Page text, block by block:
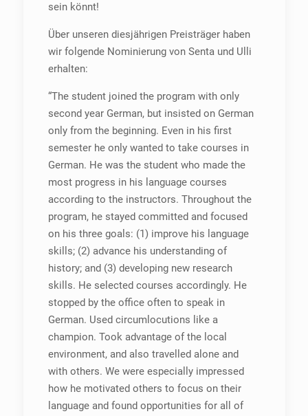
sein könnt!
Über unseren diesjährigen Preisträger haben
wir folgende Nominierung von Senta und Ulli
erhalten:
“The student joined the program with only
second year German, but insisted on German
only from the beginning. Even in his first
semester he only wanted to take courses in
German. He was the student who made the
most progress in his language courses
according to the instructors. Throughout the
program, he stayed committed and focused
on his three goals: (1) improve his language
skills; (2) advance his understanding of
history; and (3) developing new research
skills. He selected courses accordingly. He
stopped by the office often to speak in
German. Used circumlocutions like a
champion. Took advantage of the local
environment, and also travelled alone and
with others. We were especially impressed
how he motivated others to focus on their
language and found opportunities for all of